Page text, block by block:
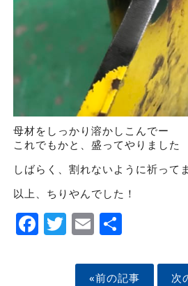
母材をしっかり溶かしこんでー
これでもかと、盛ってやりました
しばらく、割れないように祈って
以上、ちりやんでした！
Facebook
Twitter
EmailShare
«前の記事 次